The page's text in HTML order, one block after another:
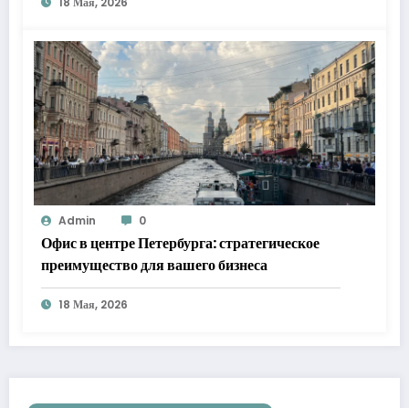
Admin 0
Офис в центре Петербурга: стратегическое
преимущество для вашего бизнеса
18 Мая, 2026